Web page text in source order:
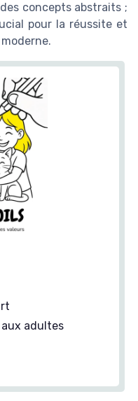
concepts abstraits ;
pour la réussite et
moderne.
adultes